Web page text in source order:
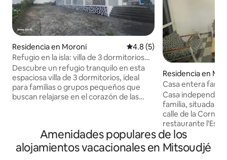
Residencia en Moroni Calificación promedio: 4.8
4.8 (5)
Refugio en la isla: villa de 3 dormitorios
en Comoras
Descubre un refugio tranquilo en esta
espaciosa villa de 3 dormitorios, ideal
para familias o grupos pequeños que
buscan relajarse en el corazón de las
un acogedor comedor. Todas las
habitaciones están cuidadosamente
amuebladas para mayor comodidad, lo
Residencia en
Casa entera
Casa
familia, situada
calle de la
restaurante
de imágenes
mercado de
con terraza/
Amenidades populares de los
alojamientos vacacionales en Mitsoudjé